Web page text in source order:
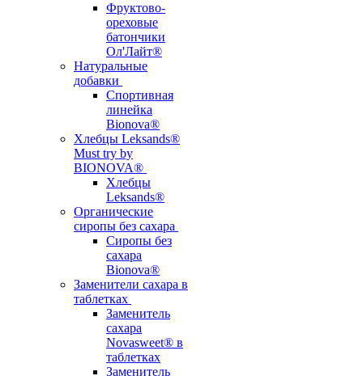
Фруктово-
ореховые
батончики
Ол'Лайт®
Натуральные
добавки
Спортивная
линейка
Bionova®
Хлебцы Leksands®
Must try by
BIONOVA®
Хлебцы
Leksands®
Органические
сиропы без сахара
Сиропы без
сахара
Bionova®
Заменители сахара в
таблетках
Заменитель
сахара
Novasweet® в
таблетках
Заменитель